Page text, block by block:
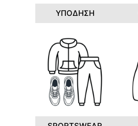
ΥΠΟΔΗΣΗ